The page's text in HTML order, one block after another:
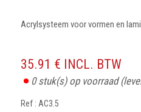
Acrylsysteem voor vormen en
35.91 € INCL. BTW
0stuk(s) op voorraad
Ref : AC3.5